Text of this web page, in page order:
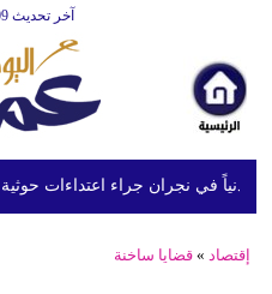
آخر تحديث GMT21:59:09
إقتصاد »قضايا ساخنة